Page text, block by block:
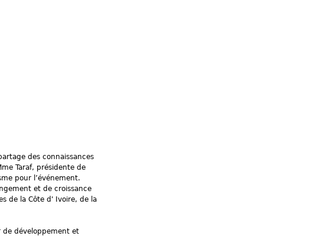
des connaissances
Taraf, présidente de
pour l’événement.
et de croissance
de la Côte d' Ivoire, de la
de développement et